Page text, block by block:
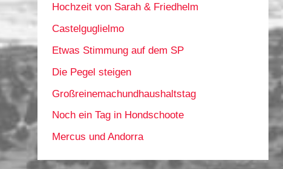
Hochzeit von Sarah & Friedhelm
Castelguglielmo
Etwas Stimmung auf dem SP
Die Pegel steigen
Großreinemachundhaushaltstag
Noch ein Tag in Hondschoote
Mercus und Andorra